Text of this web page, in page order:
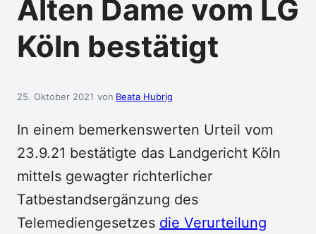
Alten Dame vom LG
Köln bestätigt
25. Oktober 2021 Beata Hubrig
In einem bemerkenswerten Urteil vom
23.9.21 bestätigte das Landgericht Köln
mittels gewagter richterlicher
Tatbestandsergänzung des
Telemediengesetzes die Verurteilung